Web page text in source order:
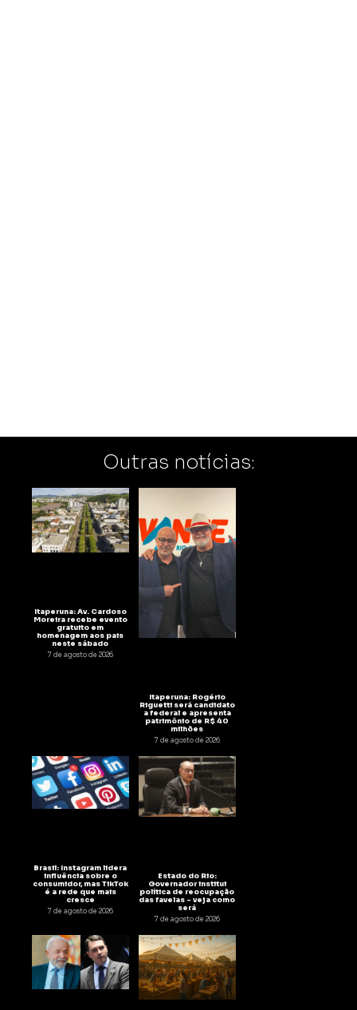
Outras notícias:
Itaperuna: Av. Cardoso
Moreira recebe evento
gratuito em
homenagem aos pais
neste sábado
7 de agosto de 2026
Itaperuna: Rogério
Riguetti será candidato
a federal e apresenta
patrimônio de R$ 40
milhões
7 de agosto de 2026
Brasil: Instagram lidera
influência sobre o
consumidor, mas TikTok
é a rede que mais
cresce
7 de agosto de 2026
Estado do Rio:
Governador institui
política de reocupação
das favelas – veja como
será
7 de agosto de 2026